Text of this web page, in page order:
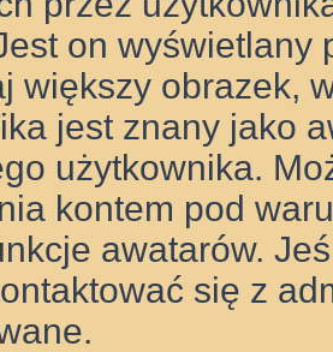
on wyświetlany
większy obrazek,
jest znany jako
użytkownika.
kontem pod
awatarów.
się z